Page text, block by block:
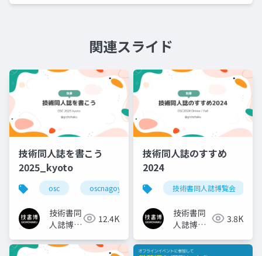
関連スライド
技術同人誌を書こう
2025_kyoto
osc oscnagoya osc2025nagoya
技術書同
人誌博覧
12.4K
技術同人誌のすすめ
2024
技術書同人誌博覧会
技術書同
人誌博覧
3.8K